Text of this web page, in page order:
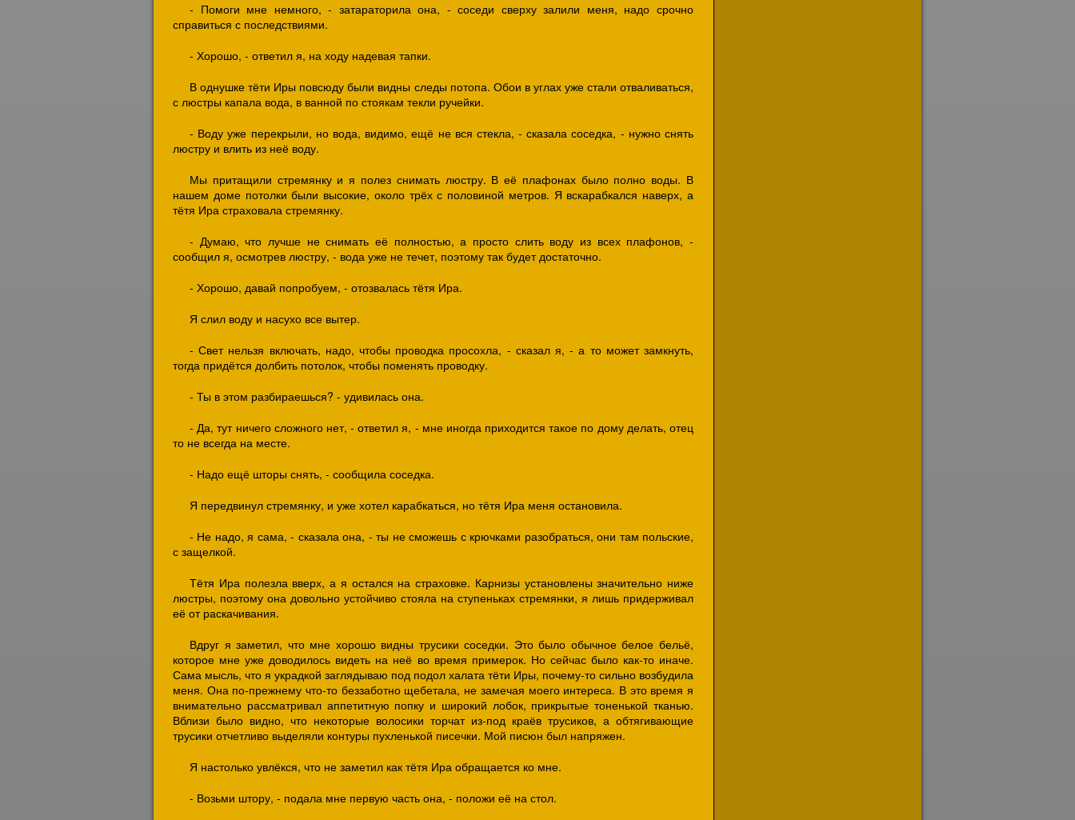
- Помоги мне немного, - затараторила она, - соседи сверху залили меня, надо срочно
справиться с последствиями.
- Хорошо, - ответил я, на ходу надевая тапки.
В однушке тёти Иры повсюду были видны следы потопа. Обои в углах уже стали отваливаться,
с люстры капала вода, в ванной по стоякам текли ручейки.
- Воду уже перекрыли, но вода, видимо, ещё не вся стекла, - сказала соседка, - нужно снять
люстру и влить из неё воду.
Мы притащили стремянку и я полез снимать люстру. В её плафонах было полно воды. В
нашем доме потолки были высокие, около трёх с половиной метров. Я вскарабкался наверх, а
тётя Ира страховала стремянку.
- Думаю, что лучше не снимать её полностью, а просто слить воду из всех плафонов, -
сообщил я, осмотрев люстру, - вода уже не течет, поэтому так будет достаточно.
- Хорошо, давай попробуем, - отозвалась тётя Ира.
Я слил воду и насухо все вытер.
- Свет нельзя включать, надо, чтобы проводка просохла, - сказал я, - а то может замкнуть,
тогда придётся долбить потолок, чтобы поменять проводку.
- Ты в этом разбираешься? - удивилась она.
- Да, тут ничего сложного нет, - ответил я, - мне иногда приходится такое по дому делать, отец
то не всегда на месте.
- Надо ещё шторы снять, - сообщила соседка.
Я передвинул стремянку, и уже хотел карабкаться, но тётя Ира меня остановила.
- Не надо, я сама, - сказала она, - ты не сможешь с крючками разобраться, они там польские,
с защелкой.
Тётя Ира полезла вверх, а я остался на страховке. Карнизы установлены значительно ниже
люстры, поэтому она довольно устойчиво стояла на ступеньках стремянки, я лишь придерживал
её от раскачивания.
Вдруг я заметил, что мне хорошо видны трусики соседки. Это было обычное белое бельё,
которое мне уже доводилось видеть на неё во время примерок. Но сейчас было как-то иначе.
Сама мысль, что я украдкой заглядываю под подол халата тёти Иры, почему-то сильно возбудила
меня. Она по-прежнему что-то беззаботно щебетала, не замечая моего интереса. В это время я
внимательно рассматривал аппетитную попку и широкий лобок, прикрытые тоненькой тканью.
Вблизи было видно, что некоторые волосики торчат из-под краёв трусиков, а обтягивающие
трусики отчетливо выделяли контуры пухленькой писечки. Мой писюн был напряжен.
Я настолько увлёкся, что не заметил как тётя Ира обращается ко мне.
- Возьми штору, - подала мне первую часть она, - положи её на стол.